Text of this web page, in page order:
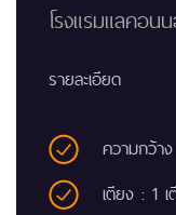
โรงแรมแลคอน
รายละเอียด
ความกว้า
เตียง : 1